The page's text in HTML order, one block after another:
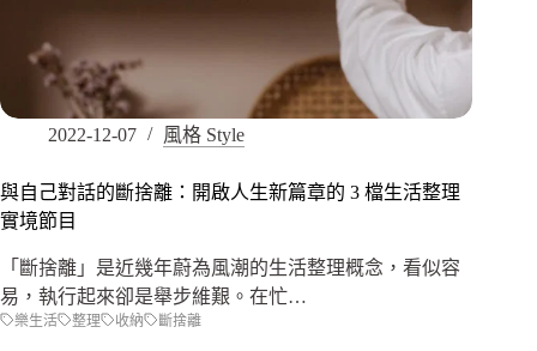
2022-12-07 風格 Style
與自己對話的斷捨離：開啟人生新篇章的 3 檔生活整理
實境節目
「斷捨離」是近幾年蔚為風潮的生活整理概念，看似容
易，執行起來卻是舉步維艱。在忙…
樂生活 整理 收納 斷捨離